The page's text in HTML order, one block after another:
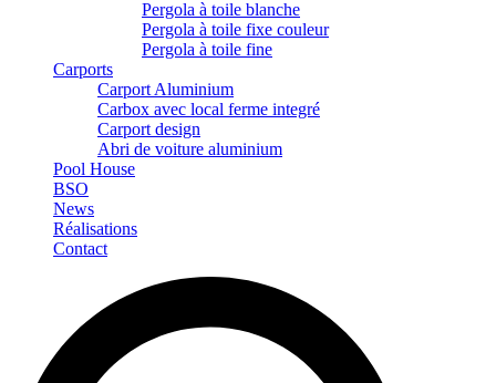
Pergola à toile blanche
Pergola à toile fixe couleur
Pergola à toile fine
Carports
Carport Aluminium
Carbox avec local ferme integré
Carport design
Abri de voiture aluminium
Pool House
BSO
News
Réalisations
Contact